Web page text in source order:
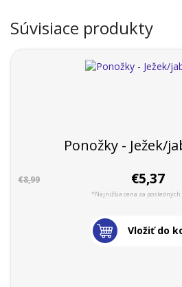
Súvisiace produkty
Ponožky - Ježek/
€8,99 €5,37
*Najnižšia cena za posledných
Vložiť do